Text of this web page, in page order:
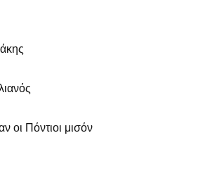
οι Πόντιοι μισόν